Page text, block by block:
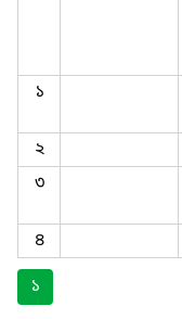
১
২
৩
৪
১